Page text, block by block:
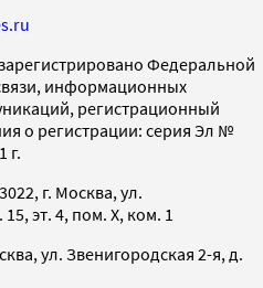
Федеральной
информационных
регистрационный
о регистрации: серия Эл №
г.
г. Москва, ул.
эт. 4, пом. X, ком. 1
ул. Звенигородская 2-я, д.